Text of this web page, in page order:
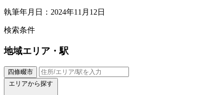
執筆年月日：2024年11月12日
検索条件
地域エリア・駅
四條畷市
エリアから探す